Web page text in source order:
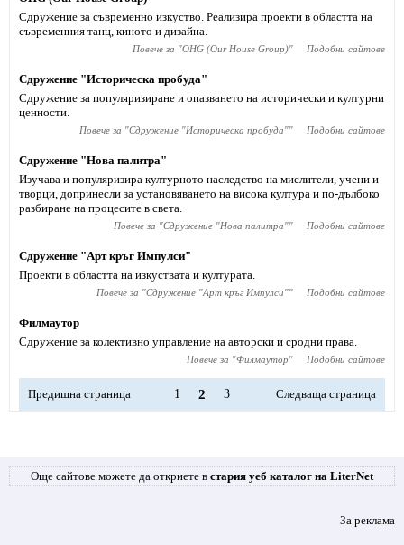
Сдружение за съвременно изкуствo. Реализира проекти в областта на
съвременния танц, киното и дизайна.
Повече за "OHG (Our House Group)" Подобни сайтове
Сдружение "Историческа пробуда"
Сдружение за популяризиране и опазването на исторически и културни
ценности.
Повече за "Сдружение "Историческа пробуда"" Подобни сайтове
Сдружение "Нова палитра"
Изучава и популяризира културното наследство на мислители, учени и
творци, допринесли за установяването на висока култура и по-дълбоко
разбиране на процесите в света.
Повече за "Сдружение "Нова палитра"" Подобни сайтове
Сдружение "Арт кръг Импулси"
Проекти в областта на изкуствата и културата.
Повече за "Сдружение "Арт кръг Импулси"" Подобни сайтове
Филмаутор
Сдружение за колективно управление на авторски и сродни права.
Повече за "Филмаутор" Подобни сайтове
Предишна страница 1 2 3 Следваща страница
Още сайтове можете да откриете в стария уеб каталог на LiterNet
За реклама